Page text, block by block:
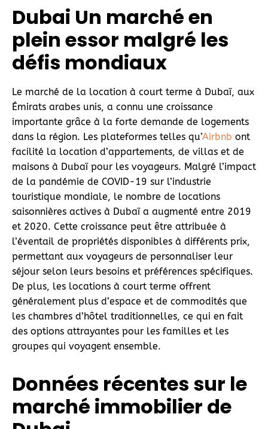
Dubai Un marché en
plein essor malgré les
défis mondiaux
Le marché de la location à court terme à Dubaï, aux
Émirats arabes unis, a connu une croissance
importante grâce à la forte demande de logements
dans la région. Les plateformes telles qu’Airbnb ont
facilité la location d’appartements, de villas et de
maisons à Dubaï pour les voyageurs. Malgré l’impact
de la pandémie de COVID-19 sur l’industrie
touristique mondiale, le nombre de locations
saisonnières actives à Dubaï a augmenté entre 2019
et 2020. Cette croissance peut être attribuée à
l’éventail de propriétés disponibles à différents prix,
permettant aux voyageurs de personnaliser leur
séjour selon leurs besoins et préférences spécifiques.
De plus, les locations à court terme offrent
généralement plus d’espace et de commodités que
les chambres d’hôtel traditionnelles, ce qui en fait
des options attrayantes pour les familles et les
groupes qui voyagent ensemble.
Données récentes sur le
marché immobilier de